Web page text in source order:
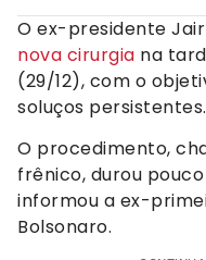
O ex-presidente Jair
nova cirurgia na
(29/12), com o
soluços persistentes.
O procedimento,
frênico, durou
informou a ex-
Bolsonaro.